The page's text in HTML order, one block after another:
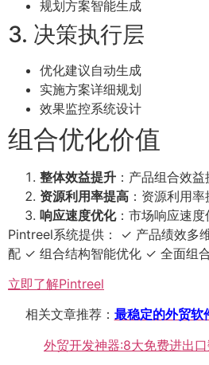
规划方案智能生成
3. 决策执行层
优化建议自动生成
实施方案详细规划
效果监控系统设计
组合优化价值
整体效益提升 ：产品组合效
资源利用率提高 ：资源利用
响应速度优化：市场响应速度
Pintreel系统提供： ✓ 产品绩效多
配 ✓ 组合结构智能优化 ✓ 全面组
立即了解Pintreel
相关文章推荐： 最稳定的外贸
外贸开发神器:8大免费进出